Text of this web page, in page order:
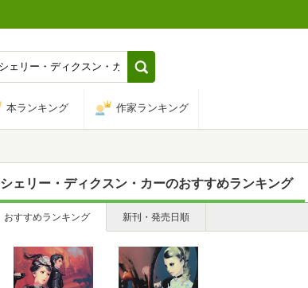
本ランキング 作家ランキング
シェリー・ディクスン・カーのおすすめランキング
おすすめランキング 新刊・発売日順